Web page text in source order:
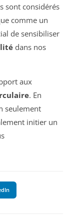
sont considérés
comme un
de sensibiliser
dans nos
aux
. En
seulement
initier un